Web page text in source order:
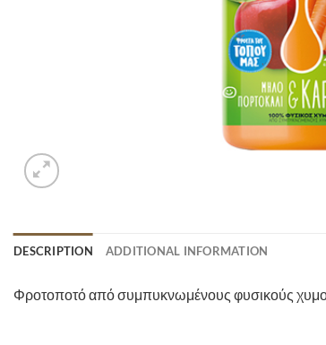
DESCRIPTION ADDITIONAL INFORMATION
Φροτοποτό από συμπυκνωμένους φυσικούς